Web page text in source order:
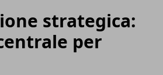
strategica:
per